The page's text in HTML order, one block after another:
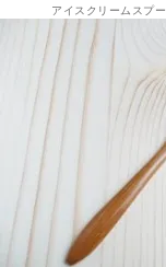
アイスクリームスプ